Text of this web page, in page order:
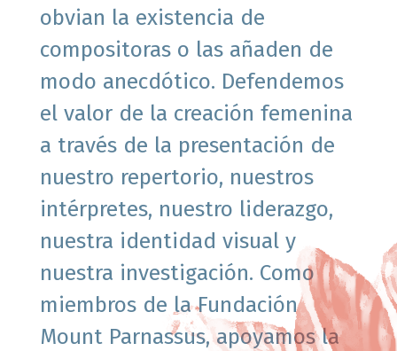
obvian la existencia de
compositoras o las añaden de
modo anecdótico. Defendemos
el valor de la creación femenina
a través de la presentación de
nuestro repertorio, nuestros
intérpretes, nuestro liderazgo,
nuestra identidad visual y
nuestra investigación. Como
miembros de la Fundación
Mount Parnassus, apoyamos la